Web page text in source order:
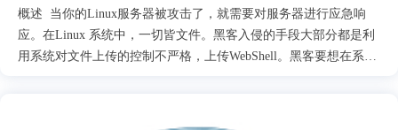
概述 ​ 当你的Linux服务器被攻击了，就需要对服务器进行应急响
应。在Linux 系统中，一切皆文件。黑客入侵的手段大部分都是利
用系统对文件上传的控制不严格，上传WebShell。黑客要想在系统